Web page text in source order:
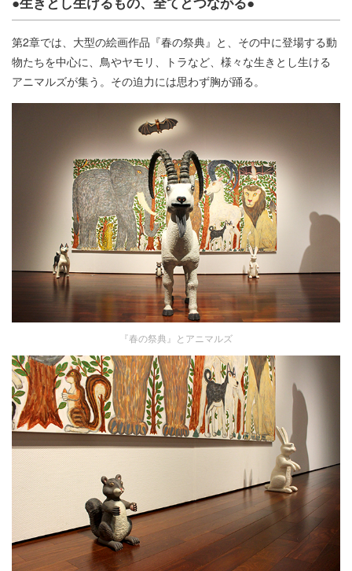
第2章では、大型の絵画作品『春の祭典』と、その中に登場する動
物たちを中心に、鳥やヤモリ、トラなど、様々な生きとし生ける
アニマルズが集う。その迫力には思わず胸が踊る。
『春の祭典』とアニマルズ